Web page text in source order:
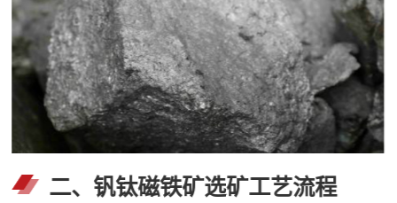
二、钒钛磁铁矿选矿工艺流程